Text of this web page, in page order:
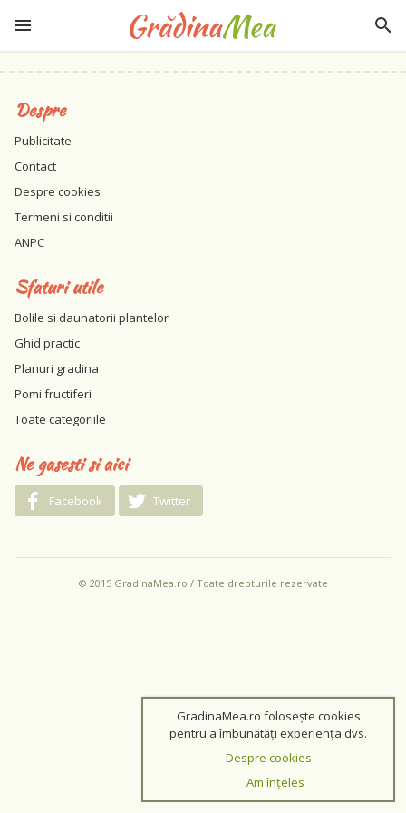
Despre
Publicitate
Contact
Despre cookies
Termeni si conditii
ANPC
Sfaturi utile
Bolile si daunatorii plantelor
Ghid practic
Planuri gradina
Pomi fructiferi
Toate categoriile
Ne gasesti si aici
Facebook Twitter
© 2015 GradinaMea.ro / Toate drepturile rezervate
GradinaMea.ro folosește cookies
pentru a îmbunătăți experiența dvs.
Despre cookies
Am înțeles